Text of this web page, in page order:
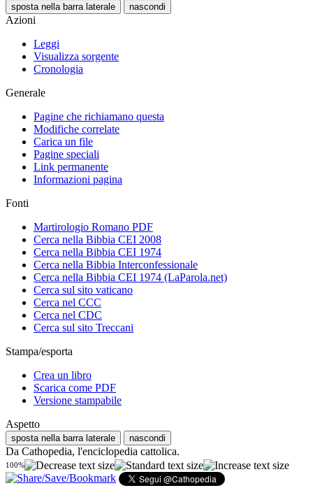
sposta nella barra laterale nascondi
Azioni
Leggi
Visualizza sorgente
Cronologia
Generale
Pagine che richiamano questa
Modifiche correlate
Carica un file
Pagine speciali
Link permanente
Informazioni pagina
Fonti
Martirologio Romano PDF
Cerca nella Bibbia CEI 2008
Cerca nella Bibbia CEI 1974
Cerca nella Bibbia Interconfessionale
Cerca nella Bibbia CEI 1974 (LaParola.net)
Cerca sul sito vaticano
Cerca nel CCC
Cerca nel CDC
Cerca sul sito Treccani
Stampa/esporta
Crea un libro
Scarica come PDF
Versione stampabile
Aspetto
sposta nella barra laterale nascondi
Da Cathopedia, l'enciclopedia cattolica.
100%